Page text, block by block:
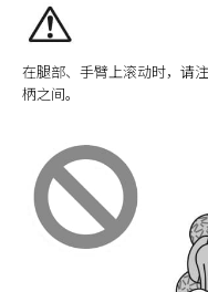
在腿部、手臂上滚动时，请
柄之间。